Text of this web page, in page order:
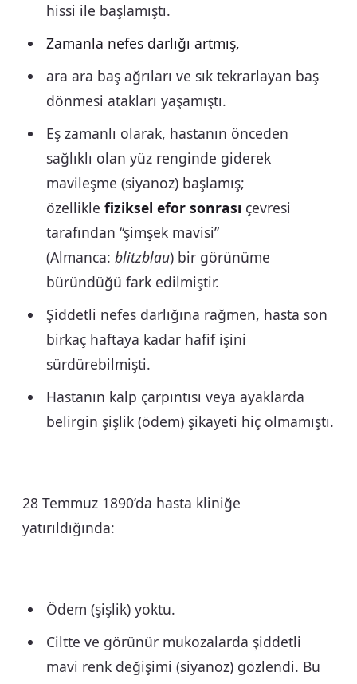
hissi ile başlamıştı.
Zamanla nefes darlığı artmış,
ara ara baş ağrıları ve sık tekrarlayan baş
dönmesi atakları yaşamıştı.
Eş zamanlı olarak, hastanın önceden
sağlıklı olan yüz renginde giderek
mavileşme (siyanoz) başlamış;
özellikle fiziksel efor sonrası çevresi
tarafından “şimşek mavisi”
(Almanca: blitzblau) bir görünüme
büründüğü fark edilmiştir.
Şiddetli nefes darlığına rağmen, hasta son
birkaç haftaya kadar hafif işini
sürdürebilmişti.
Hastanın kalp çarpıntısı veya ayaklarda
belirgin şişlik (ödem) şikayeti hiç olmamıştı.
28 Temmuz 1890’da hasta kliniğe
yatırıldığında:
Ödem (şişlik) yoktu.
Ciltte ve görünür mukozalarda şiddetli
mavi renk değişimi (siyanoz) gözlendi. Bu